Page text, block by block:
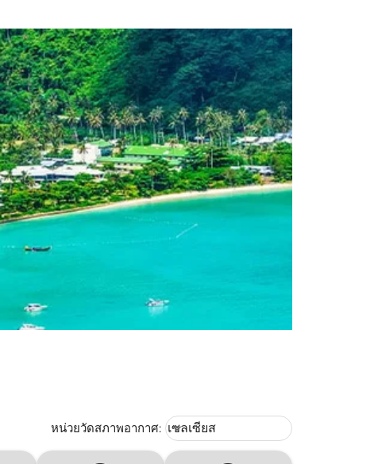
หน่วยวัดสภาพอากาศ: Weather unit option เซลเซียส
เซลเซียส
keyboard_arrow_down